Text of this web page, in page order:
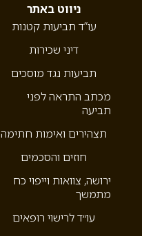
ניווט באתר
עו”ד תביעות קטנות
דיני שכירות
תביעות נגד מוסכים
מכתב התראה לפני
תביעה
תצהירים ואימות חתימה
חוזים והסכמים
ירושה, צוואות וייפוי כח
מתמשך
עו״ד לרישוי רופאים